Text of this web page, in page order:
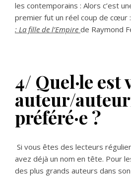
les contemporains : Alors c’est
premier fut un réel coup de cœur :
: La fille de l’Empire de Raymond
4/ Quel·le est
auteur/
préféré·e ?
Si vous êtes des lecteurs
avez déjà un nom en tête. Pour
des plus grands auteurs dans